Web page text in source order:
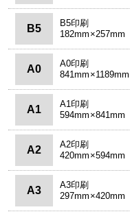
B5
B5印刷
182mm×257mm
A0
A0印刷
841mm×1189mm
A1
A1印刷
594mm×841mm
A2
A2印刷
420mm×594mm
A3
A3印刷
297mm×420mm